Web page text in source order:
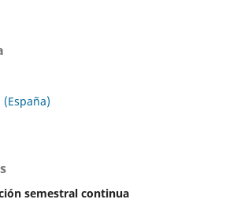
(España)
semestral continua